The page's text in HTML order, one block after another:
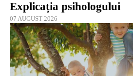
Explicația psihologului
07 AUGUST 2026